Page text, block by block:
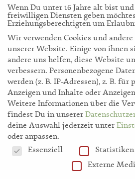
storl.de
Akademie
Wenn Du unter 16 Jahre alt bist
freiwilligen Diensten geben
Erziehungsberechtigten um
Wir verwenden Cookies und
unserer Website. Einige von ihnen
andere uns helfen, diese Website
verbessern. Personenbezogene
werden (z. B. IP-Adressen), z. B. für
Anzeigen und Inhalte oder
Weitere Informationen über die
findest Du in unserer
deine Auswahl jederzeit unter
oder anpassen.
Datenschutzeinstellungen
Essenziell Statistiken
Externe